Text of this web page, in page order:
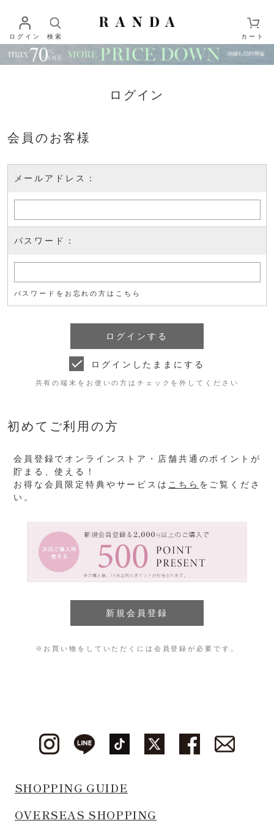
ログイン 検索 カート
ログイン
会員のお客様
メールアドレス：
パスワード：
パスワードをお忘れの方はこちら
ログインしたままにする
共有の端末をお使いの方はチェックを外してください
初めてご利用の方
会員登録でオンラインストア・店舗共通のポイントが
貯まる、使える！
お得な会員限定特典やサービスは こちら をご覧くださ
い。
※お買い物をしていただくには会員登録が必要です。
SHOPPING GUIDE
OVERSEAS SHOPPING